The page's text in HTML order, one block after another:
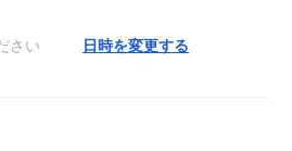
日時を変更する